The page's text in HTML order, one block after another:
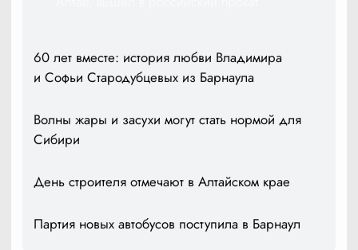
60 лет вместе: история любви Владимира
и Софьи Стародубцевых из Барнаула
Волны жары и засухи могут стать нормой для
Сибири
День строителя отмечают в Алтайском крае
Партия новых автобусов поступила в Барнаул